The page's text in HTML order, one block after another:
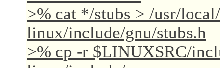
>% cat */stubs > /usr/
linux/include/gnu/stubs.h
>% cp -r $LINUXSRC/